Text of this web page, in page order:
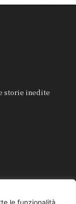
le funzionalità
storie inedite